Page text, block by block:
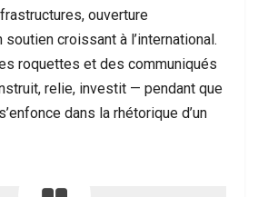
ouverture
croissant à l’international.
roquettes et des communiqués
relie, investit — pendant que
dans la rhétorique d’un